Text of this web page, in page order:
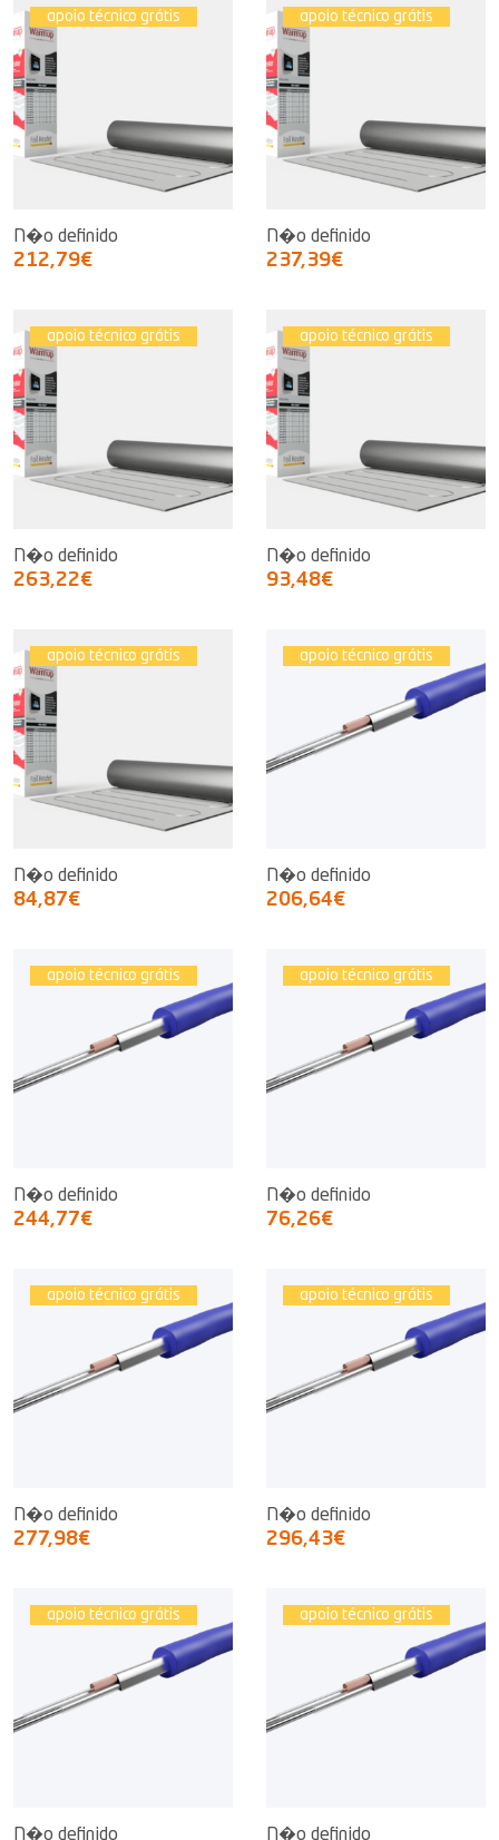
apoio técnico grátis
N�o definido
212,79€
apoio técnico grátis
N�o definido
237,39€
apoio técnico grátis
N�o definido
263,22€
apoio técnico grátis
N�o definido
93,48€
apoio técnico grátis
N�o definido
84,87€
apoio técnico grátis
N�o definido
206,64€
apoio técnico grátis
N�o definido
244,77€
apoio técnico grátis
N�o definido
76,26€
apoio técnico grátis
N�o definido
277,98€
apoio técnico grátis
N�o definido
296,43€
apoio técnico grátis
N�o definido
apoio técnico grátis
N�o definido